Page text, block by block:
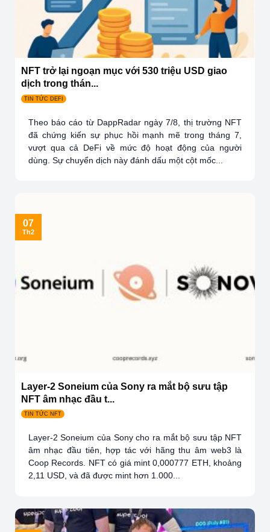
NFT trở lại ngoạn mục với 530 triệu USD giao
dịch trong thán...
TIN TỨC DEFI
Theo báo cáo từ DappRadar ngày 7/8, thị trường NFT
đã chứng kiến sự phục hồi mạnh mẽ trong tháng 7,
vượt qua cả DeFi về mức độ hoạt động của người
dùng. Sự chuyển dịch này đánh dấu một cột mốc...
Layer-2 Soneium của Sony ra mắt bộ sưu tập
NFT âm nhạc đầu t...
TIN TỨC NFT
Layer-2 Soneium của Sony cho ra mắt bộ sưu tập NFT
âm nhạc đầu tiên, hợp tác với hãng thu âm web3 là
Coop Records. NFT có giá mint 0,000777 ETH, khoảng
2,11 USD, và đã được mint hơn 1.000...
07
Th2